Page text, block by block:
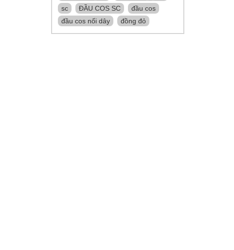
sc
ĐẦU COS SC
đầu cos
đầu cos nối dây
đồng đỏ